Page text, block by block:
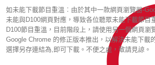
如未能下載節目重溫︰由於其中一款網頁瀏覽器-
未能與D100網頁對應，導致各位聽眾未能下載節目
D100節目重溫，目前階段上，請使用另一個網頁瀏
Google Chrome 的修正版本推出，以解決未能下載
選擇另存連結為,即可下載。不便之處，敬請見諒。